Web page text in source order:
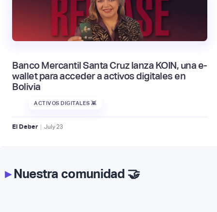
Banco Mercantil Santa Cruz lanza KOIN, una e-
wallet para acceder a activos digitales en
Bolivia
ACTIVOS DIGITALES 👾
El Deber | July 23
▸Nuestra comunidad 🤝